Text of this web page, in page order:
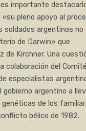
importante
pleno apoyo al
soldados argentinos no
de Darwin» que
de Kirchner. Una
colaboración del Comité
especialistas
argentino a
de los
bélico de 1982.